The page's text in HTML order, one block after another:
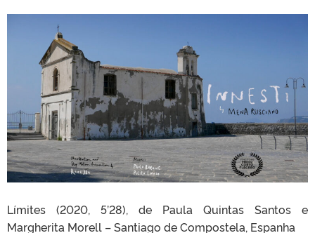
Límites (2020, 5’28), de Paula Quintas Santos e
Margherita Morell – Santiago de Compostela, Espanha